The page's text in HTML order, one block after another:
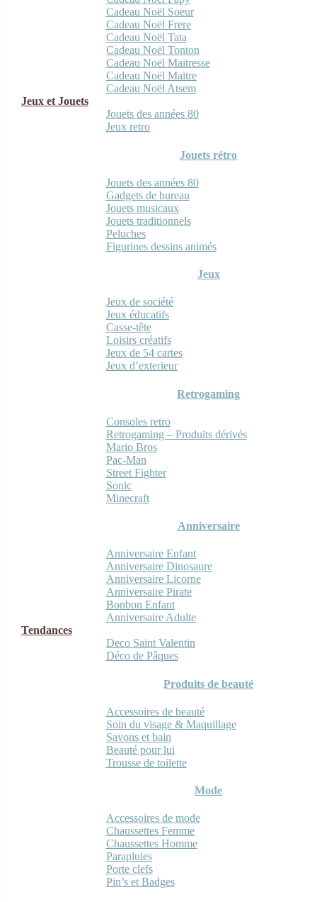
Cadeau Noël Soeur
Cadeau Noël Frere
Cadeau Noël Tata
Cadeau Noël Tonton
Cadeau Noël Maitresse
Cadeau Noël Maitre
Cadeau Noël Atsem
Jeux et Jouets
Jouets des années 80
Jeux retro
Jouets rétro
Jouets des années 80
Gadgets de bureau
Jouets musicaux
Jouets traditionnels
Peluches
Figurines dessins animés
Jeux
Jeux de société
Jeux éducatifs
Casse-tête
Loisirs créatifs
Jeux de 54 cartes
Jeux d’exterieur
Retrogaming
Consoles retro
Retrogaming – Produits dérivés
Mario Bros
Pac-Man
Street Fighter
Sonic
Minecraft
Anniversaire
Anniversaire Enfant
Anniversaire Dinosaure
Anniversaire Licorne
Anniversaire Pirate
Bonbon Enfant
Anniversaire Adulte
Tendances
Deco Saint Valentin
Déco de Pâques
Produits de beauté
Accessoires de beauté
Soin du visage & Maquillage
Savons et bain
Beauté pour lui
Trousse de toilette
Mode
Accessoires de mode
Chaussettes Femme
Chaussettes Homme
Parapluies
Porte clefs
Pin’s et Badges